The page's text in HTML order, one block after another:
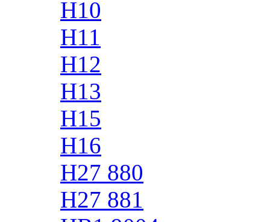
H10
H11
H12
H13
H15
H16
H27 880
H27 881